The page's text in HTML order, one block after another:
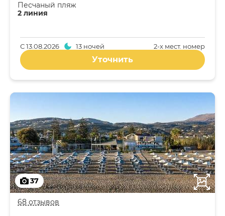
2 линия
Песчаный пляж
2-x мест. номер
С13.08.2026 13 ночей
Уточнить
37
68 отзывов